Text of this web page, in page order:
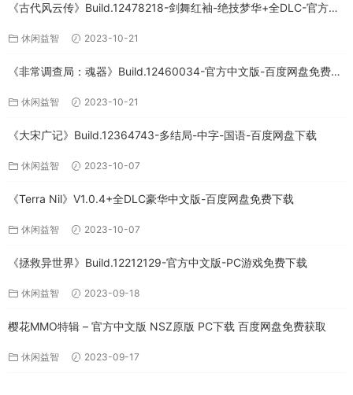
《古代风云传》Build.12478218-剑舞红袖-绝技梦华+全DLC-官方中
休闲益智 2023-10-21
《非常调查局：魂器》Build.12460034-官方中文版-百度网盘免费下
休闲益智 2023-10-21
《大宋广记》Build.12364743-多结局-中字-国语-百度网盘下载
休闲益智 2023-10-07
《Terra Nil》V1.0.4+全DLC豪华中文版-百度网盘免费下载
休闲益智 2023-10-07
《拯救异世界》Build.12212129-官方中文版-PC游戏免费下载
休闲益智 2023-09-18
樱花MMO特辑 – 官方中文版 NSZ原版 PC下载 百度网盘免费获取
休闲益智 2023-09-17